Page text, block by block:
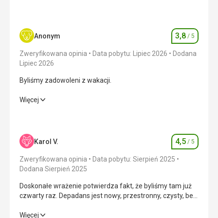
codziennie).
Ta recenzja została automatycznie przetłumaczona za
pomocą Google Translate
Anonym Ocena
3,8 / 5
Zweryfikowana opinia Data pobytu: Lipiec 2026
Dodana
Lipiec 2026
Byliśmy zadowoleni z wakacji.
Byliśmy zadowoleni z wakacji.
Zakwaterowanie 4,0/ 5
Okolica
Cena 3,0/ 5
Więcej
Karol V. Ocena
4,5 / 5
Zweryfikowana opinia
Data pobytu: Sierpień 2025
Dodana Sierpień 2025
Doskonałe wrażenie potwierdza fakt, że byliśmy tam już
czwarty raz. Depadans jest nowy, przestronny, czysty, bez
dla nas, starszych osób.
Doskonałe wrażenie potwierdza fakt, że byliśmy tam już
Więcej